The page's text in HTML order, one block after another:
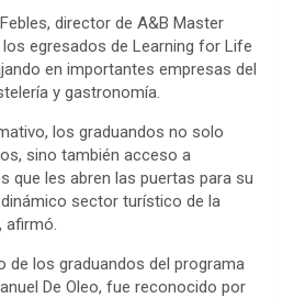
director de A&B Master
egresados de Learning for Life
en importantes empresas del
y gastronomía.
los graduandos no solo
sino también acceso a
que les abren las puertas para su
sector turístico de la
afirmó.
de los graduandos del programa
De Oleo, fue reconocido por